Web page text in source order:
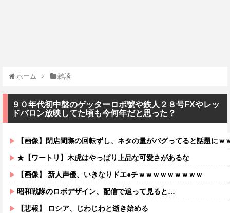
ホーム 雑談
９０年代初中盤のゲッターロボ號や鉄人２８号FXやレッ
ドバロン放映してた頃も今何年だと思った？
【画像】閉店間際の回転ずし、ネタの量がバグってると話題にｗ
★【ワートリ】木虎はやっぱり上品な可愛さがあるな
【画像】 新人声優、いきなりドエ●チｗｗｗｗｗｗｗｗｗ
昭和戦隊のロボデザイン、配信で追って見ると…
【悲報】 ロシア、じわじわと逝き始める